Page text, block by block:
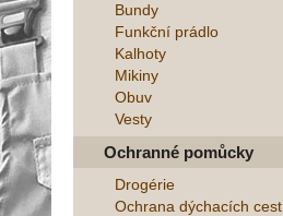
Bundy
Funkční prádlo
Kalhoty
Mikiny
Obuv
Vesty
Ochranné pomůcky
Drogérie
Ochrana dýchacích cest